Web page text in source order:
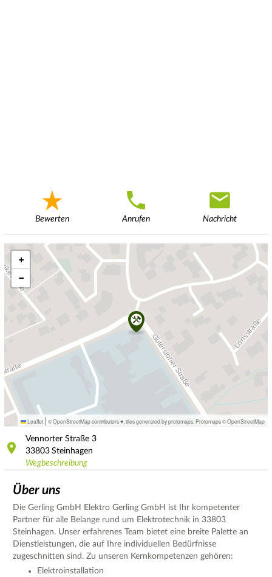
Bewerten Anrufen Nachricht
+
−
Leaflet | © OpenStreetMap contributors ♥, tiles generated by protomaps Protomaps©OpenStreetMap
Vennorter Straße 3
33803 Steinhagen
Wegbeschreibung
Über uns
Die Gerling GmbH Elektro Gerling GmbH ist Ihr kompetenter
Partner für alle Belange rund um Elektrotechnik in 33803
Steinhagen. Unser erfahrenes Team bietet eine breite Palette an
Dienstleistungen, die auf Ihre individuellen Bedürfnisse
zugeschnitten sind. Zu unseren Kernkompetenzen gehören:
Elektroinstallation